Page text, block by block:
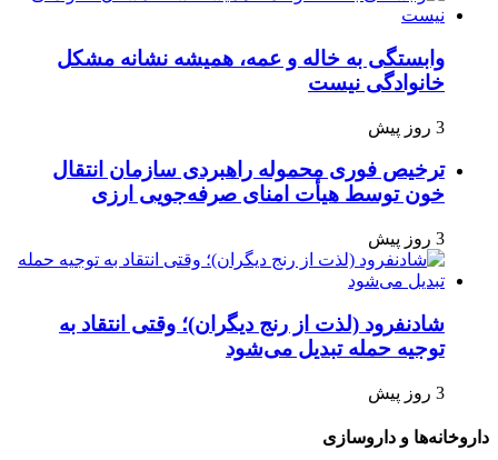
وابستگی به خاله و عمه، همیشه نشانه مشکل
خانوادگی نیست
3 روز پیش
ترخیص فوری محموله راهبردی سازمان انتقال
خون توسط هیأت امنای صرفه‌جویی ارزی
3 روز پیش
شادنفرود (لذت از رنج دیگران)؛ وقتی انتقاد به
توجیه حمله تبدیل می‌شود
3 روز پیش
داروخانه‌ها و داروسازی